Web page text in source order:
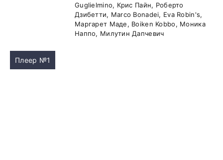
Guglielmino, Крис Пайн, Роберто
Дзибетти, Marco Bonadei, Eva Robin's,
Маргарет Маде, Boiken Kobbo, Моника
Наппо, Милутин Дапчевич
Плеер №1